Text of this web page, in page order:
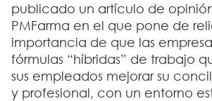
publicado un artículo de
PMFarma en el que pone de
importancia de que las
fórmulas “híbridas” de trabajo
sus empleados mejorar su
y profesional, con un entorno